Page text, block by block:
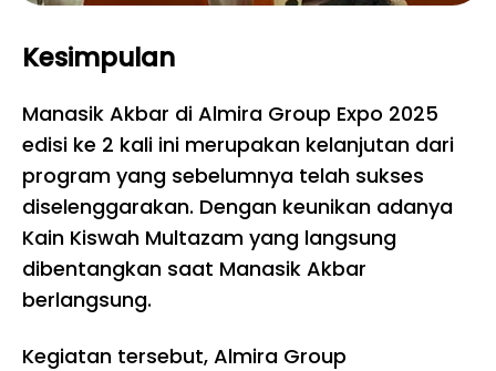
Kesimpulan
Manasik Akbar di Almira Group Expo 2025
edisi ke 2 kali ini merupakan kelanjutan dari
program yang sebelumnya telah sukses
diselenggarakan. Dengan keunikan adanya
Kain Kiswah Multazam yang langsung
dibentangkan saat Manasik Akbar
berlangsung.
Kegiatan tersebut, Almira Group